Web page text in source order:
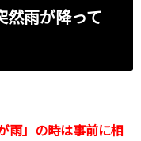
然雨が降って
雨」の時は事前に相